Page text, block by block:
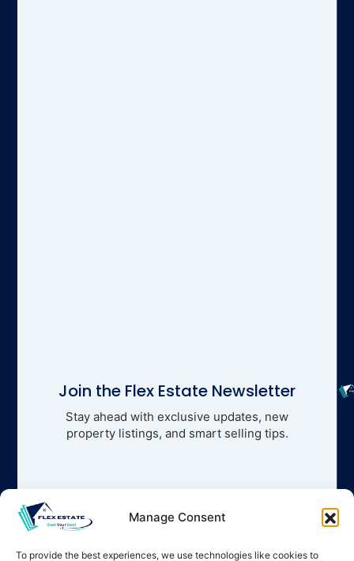
Manage Consent
To provide the best experiences, we use technologies like cookies to
Join the Flex Estate Newsletter
Stay ahead with exclusive updates, new
property listings, and smart selling tips.